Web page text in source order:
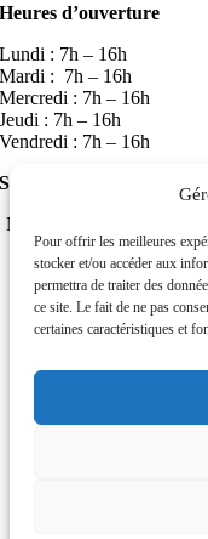
Pour offrir les meilleures
stocker et/ou accéder aux
permettra de traiter des
ce site. Le fait de ne pas
certaines caractéristiques et
Heures d’ouverture
Lundi : 7h – 16h
Mardi : 7h – 16h
Mercredi : 7h – 16h
Jeudi : 7h – 16h
Vendredi : 7h – 16h
Service 24h/24h
Note : Nous affirmons
avec
Page load link
Aller